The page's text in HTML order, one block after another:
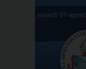
venerdì 07